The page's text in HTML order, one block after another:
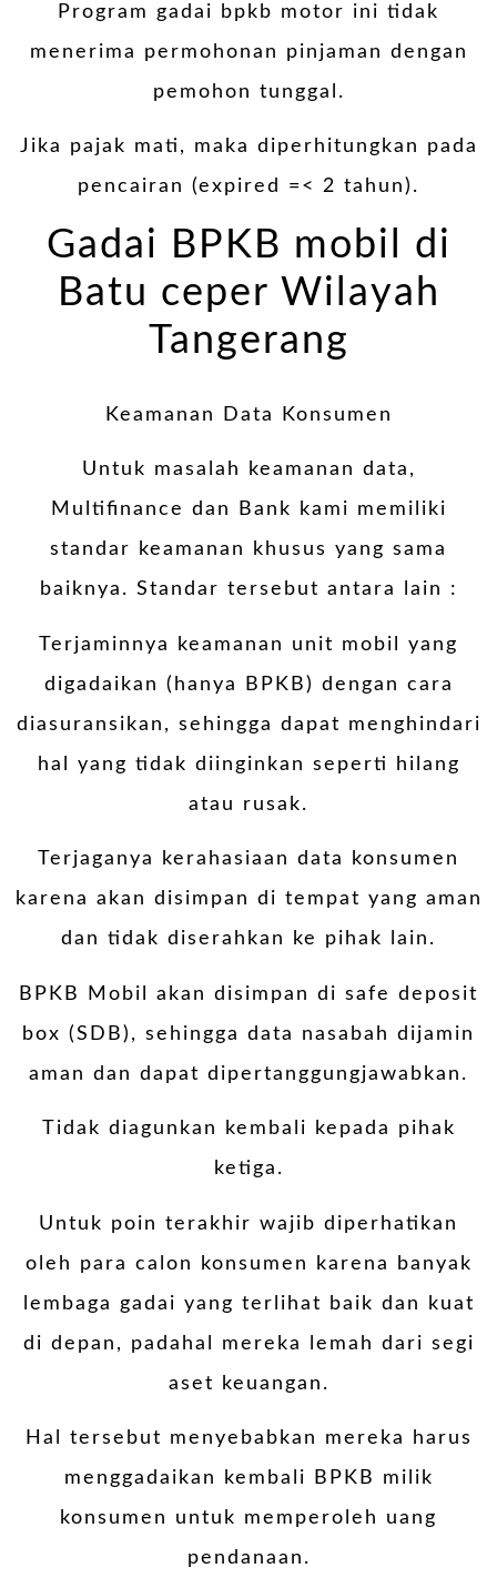
Program gadai bpkb motor ini tidak
menerima permohonan pinjaman dengan
pemohon tunggal.
Jika pajak mati, maka diperhitungkan pada
pencairan (expired =< 2 tahun).
Gadai BPKB mobil di
Batu ceper Wilayah
Tangerang
Keamanan Data Konsumen
Untuk masalah keamanan data,
Multifinance dan Bank kami memiliki
standar keamanan khusus yang sama
baiknya. Standar tersebut antara lain :
Terjaminnya keamanan unit mobil yang
digadaikan (hanya BPKB) dengan cara
diasuransikan, sehingga dapat menghindari
hal yang tidak diinginkan seperti hilang
atau rusak.
Terjaganya kerahasiaan data konsumen
karena akan disimpan di tempat yang aman
dan tidak diserahkan ke pihak lain.
BPKB Mobil akan disimpan di safe deposit
box (SDB), sehingga data nasabah dijamin
aman dan dapat dipertanggungjawabkan.
Tidak diagunkan kembali kepada pihak
ketiga.
Untuk poin terakhir wajib diperhatikan
oleh para calon konsumen karena banyak
lembaga gadai yang terlihat baik dan kuat
di depan, padahal mereka lemah dari segi
aset keuangan.
Hal tersebut menyebabkan mereka harus
menggadaikan kembali BPKB milik
konsumen untuk memperoleh uang
pendanaan.